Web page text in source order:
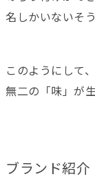
名しかいないそう
このようにして
無二の「味」が
ブランド紹介